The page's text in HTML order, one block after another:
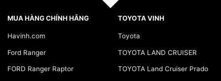
MUA HÀNG CHÍNH HÃNG
Havinh.com
Ford Ranger
FORD Ranger Raptor
TOYOTA VINH
Toyota
TOYOTA LAND CRUISER
TOYOTA Land Cruiser Prado